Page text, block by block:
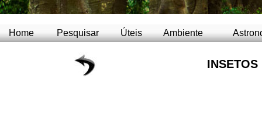
Home Pesquisar Úteis Ambiente
INSETOS